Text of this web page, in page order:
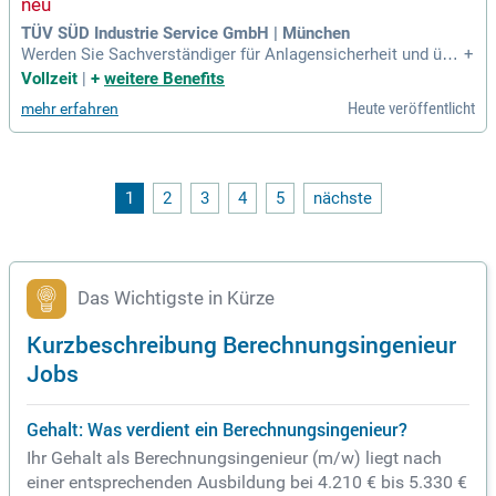
nftsfähige Lösungen für ein modernes Energiesystem.
TÜV SÜD Industrie Service GmbH | München
Werden Sie Sachverständiger für Anlagensicherheit und übe
rnehmen Sie verantwortungsvolle Aufgaben wie Festigkeits
eitung führen Sie Abnahmen von Druckgeräten und Baugrup
pen gemäß der Druckgeräterichtlinie durch. Zudem begleite
Standards. Ihre Kunden profitieren von Ihrer Kompetenz und
Beratungsstärke im Außendienst. Wir bieten Ihnen flexible A
+
Vollzeit
+ weitere Benefits
mehr erfahren Heute veröffentlicht
1 2 3 4 5 nächste
Das Wichtigste in Kürze
Kurzbeschreibung Berechnungsingenieur
Jobs
Gehalt: Was verdient ein Berechnungsingenieur?
Ihr Gehalt als Berechnungsingenieur (m/w) liegt nach
einer entsprechenden Ausbildung bei 4.210 € bis 5.330 €